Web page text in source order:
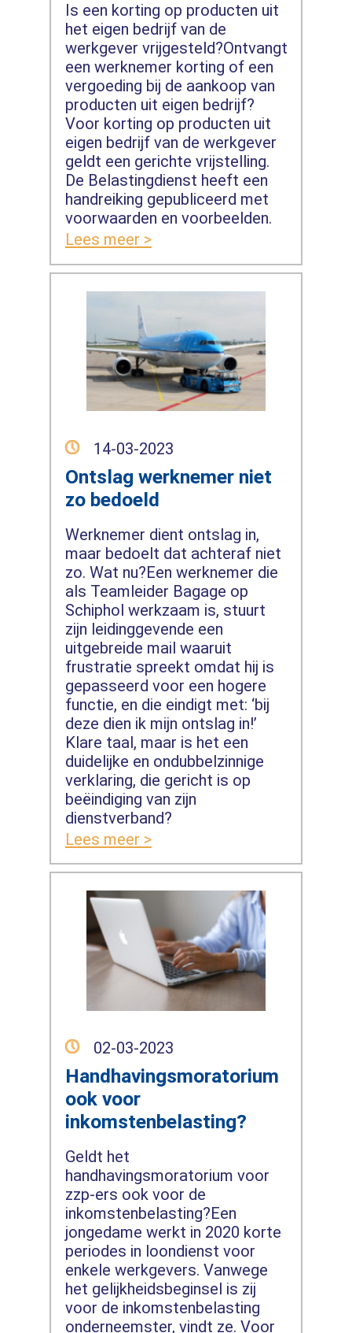
Is een korting op producten uit
het eigen bedrijf van de
werkgever vrijgesteld?Ontvangt
een werknemer korting of een
vergoeding bij de aankoop van
producten uit eigen bedrijf?
Voor korting op producten uit
eigen bedrijf van de werkgever
geldt een gerichte vrijstelling.
De Belastingdienst heeft een
handreiking gepubliceerd met
voorwaarden en voorbeelden.
Lees meer >
14-03-2023
Ontslag werknemer niet
zo bedoeld
Werknemer dient ontslag in,
maar bedoelt dat achteraf niet
zo. Wat nu?Een werknemer die
als Teamleider Bagage op
Schiphol werkzaam is, stuurt
zijn leidinggevende een
uitgebreide mail waaruit
frustratie spreekt omdat hij is
gepasseerd voor een hogere
functie, en die eindigt met: ‘bij
deze dien ik mijn ontslag in!’
Klare taal, maar is het een
duidelijke en ondubbelzinnige
verklaring, die gericht is op
beëindiging van zijn
dienstverband?
Lees meer >
02-03-2023
Handhavingsmoratorium
ook voor
inkomstenbelasting?
Geldt het
handhavingsmoratorium voor
zzp-ers ook voor de
inkomstenbelasting?Een
jongedame werkt in 2020 korte
periodes in loondienst voor
enkele werkgevers. Vanwege
het gelijkheidsbeginsel is zij
voor de inkomstenbelasting
onderneemster, vindt ze. Voor